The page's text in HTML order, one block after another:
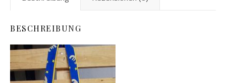
BESCHREIBUNG